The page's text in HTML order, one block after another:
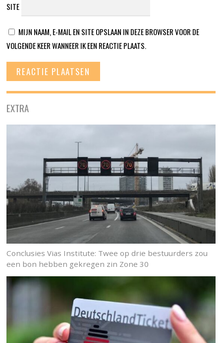
SITE
MIJN NAAM, E-MAIL EN SITE OPSLAAN IN DEZE BROWSER VOOR DE
VOLGENDE KEER WANNEER IK EEN REACTIE PLAATS.
EXTRA
Conclusies Vias Institute: Twee op drie bestuurders zou
een bon hebben gekregen zin Zone 30